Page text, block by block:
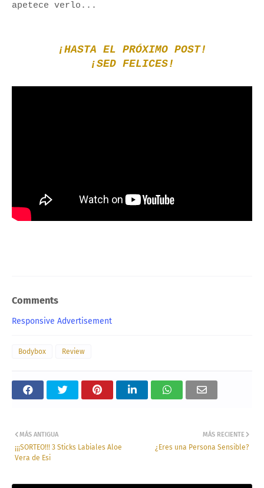
apetece verlo...
¡HASTA EL PRÓXIMO POST!
¡SED FELICES!
Comments
Responsive Advertisement
Bodybox Review
MÁS RECIENTE
¿Eres una Persona Sensible?
MÁS ANTIGUA
¡¡¡SORTEO!!! 3 Sticks Labiales Aloe
Vera de Esi